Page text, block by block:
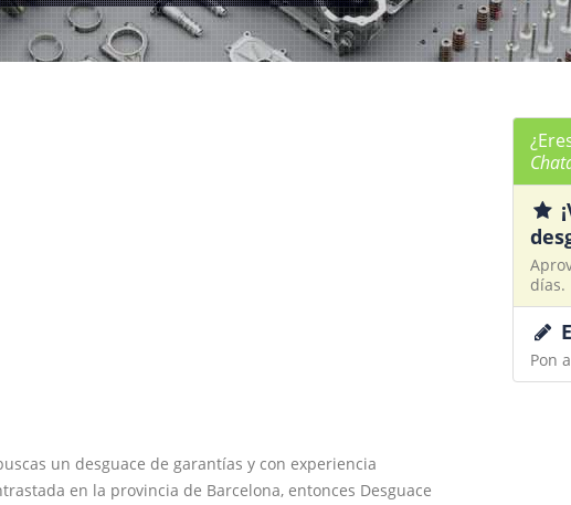
un desguace de garantías y con experiencia
en la provincia de Barcelona, entonces Desguace
días.
Pon